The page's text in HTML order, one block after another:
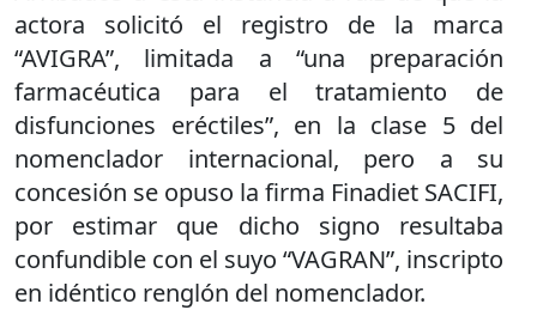
actora solicitó el registro de la marca
“AVIGRA”, limitada a “una preparación
farmacéutica para el tratamiento de
disfunciones eréctiles”, en la clase 5 del
nomenclador internacional, pero a su
concesión se opuso la firma Finadiet SACIFI,
por estimar que dicho signo resultaba
confundible con el suyo “VAGRAN”, inscripto
en idéntico renglón del nomenclador.